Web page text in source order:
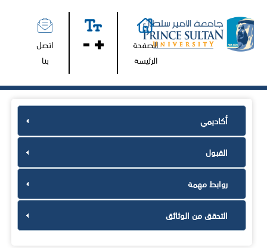
الصفحة
الرئيسة
اتصل
أكاديمي
القبول
روابط مهمة
التحقق من الوثائق